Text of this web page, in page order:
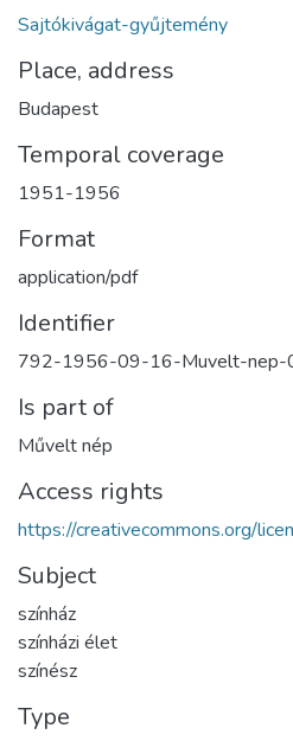
Sajtókivágat-gyűjtemény
Place, address
Budapest
Temporal coverage
1951-1956
Format
application/pdf
Identifier
792-1956-09-16-Muvelt-
Is part of
Művelt nép
Access rights
https://creativecommons.org/
Subject
színház
színházi élet
színész
Type